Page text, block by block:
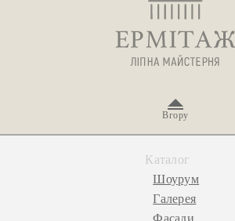
Вгору
Каталог
Шоурум
Галерея
Фасади